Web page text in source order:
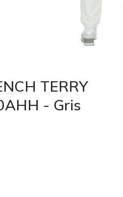
TERRY
- Gris